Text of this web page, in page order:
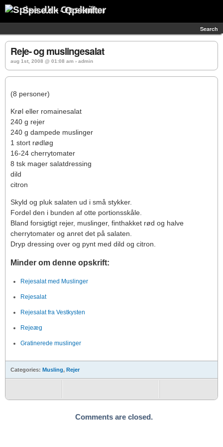
Spise.dk - Opskrifter
Search
Reje- og muslingesalat
aug 1st, 2008 @ 01:08 am › admin
(8 personer)
Krøl eller romainesalat
240 g rejer
240 g dampede muslinger
1 stort rødløg
16-24 cherrytomater
8 tsk mager salatdressing
dild
citron
Skyld og pluk salaten ud i små stykker.
Fordel den i bunden af otte portionsskåle.
Bland forsigtigt rejer, muslinger, finthakket rød og halve
cherrytomater og anret det på salaten.
Dryp dressing over og pynt med dild og citron.
Minder om denne opskrift:
Rejesalat med Muslinger
Rejesalat
Rejesalat fra Vestkysten
Rejeæg
Gratinerede muslinger
Categories: Musling, Rejer
Comments are closed.